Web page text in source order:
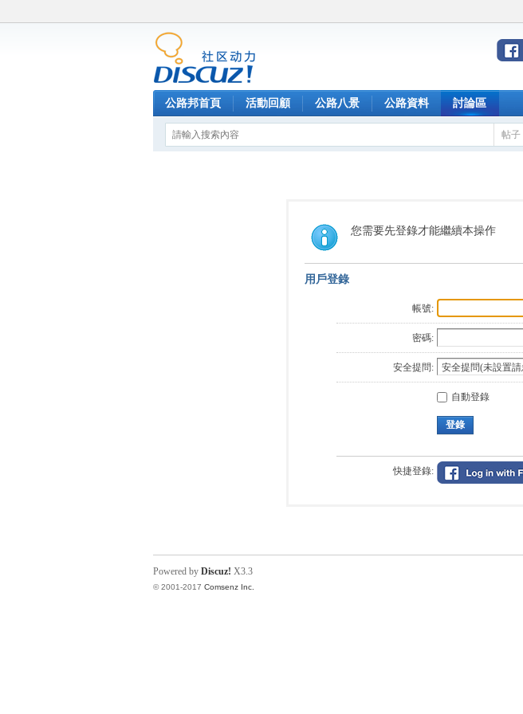
公路邦首頁 活動回顧 公路八景 公路資料 討論區
帖子
您需要先登錄才能繼續本操作
用戶登錄
帳號:
密碼:
安全提問:
自動登錄
登錄
快捷登錄:
Powered by Discuz! X3.3
© 2001-2017 Comsenz Inc.